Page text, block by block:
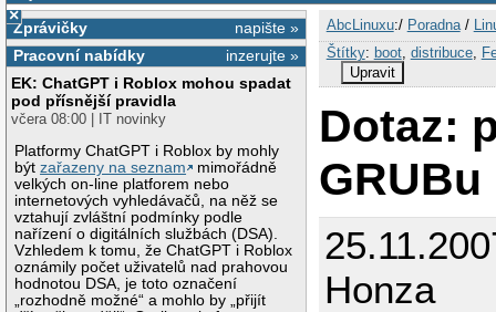
×
napište »
Zprávičky
inzerujte »
Pracovní nabídky
EK: ChatGPT i Roblox mohou spadat
pod přísnější pravidla
včera 08:00 | IT novinky
Platformy ChatGPT i Roblox by mohly
býtzařazeny na seznam
mimořádně
velkých on-line platforem nebo
internetových vyhledávačů, na něž se
vztahují zvláštní podmínky podle
nařízení o digitálních službách (DSA).
Vzhledem k tomu, že ChatGPT i Roblox
oznámily počet uživatelů nad prahovou
hodnotou DSA, je toto označení
„rozhodně možné“ a mohlo by „přijít
AbcLinuxu:/ Poradna/
Štítky: boot, distribuce,
Upravit
Dotaz:
GRUBu
Honza